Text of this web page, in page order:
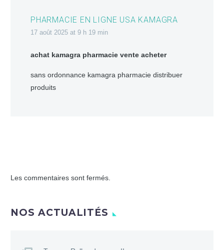
PHARMACIE EN LIGNE USA KAMAGRA
17 août 2025 at 9 h 19 min
achat kamagra pharmacie vente acheter
sans ordonnance kamagra pharmacie distribuer
produits
Les commentaires sont fermés.
NOS ACTUALITÉS